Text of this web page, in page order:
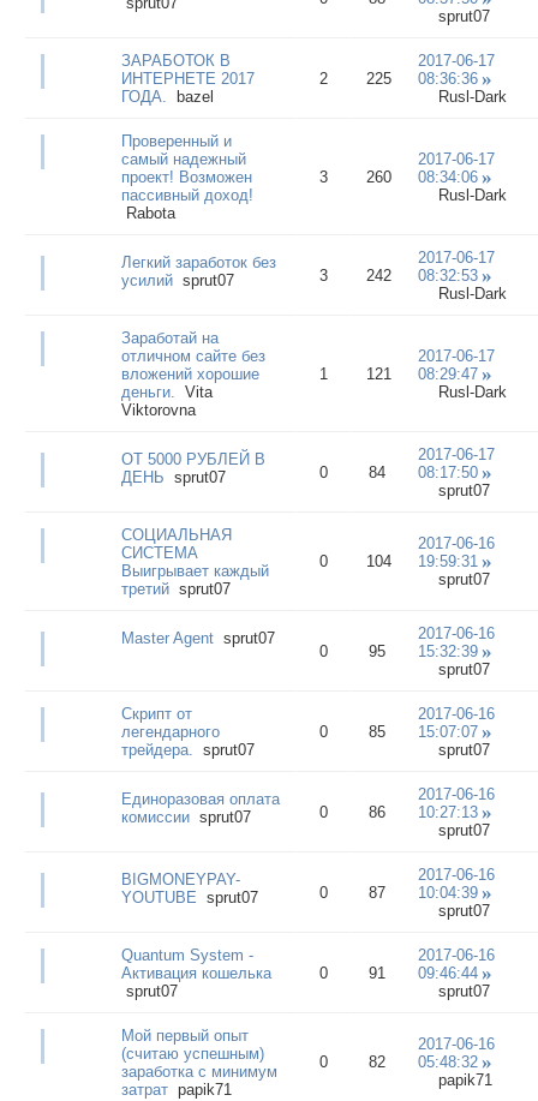
sprut07
ЗАРАБОТОК В
ИНТЕРНЕТЕ 2017
ГОДА.
bazel
2 225
2017-06-17
08:36:36
Rusl-Dark
Проверенный и
самый надежный
проект! Возможен
пассивный доход!
Rаbоtа
3 260
2017-06-17
08:34:06
Rusl-Dark
Легкий заработок без
усилий sprut07 3 242
2017-06-17
08:32:53
Rusl-Dark
Заработай на
отличном сайте без
вложений хорошие
деньги.
Vita
Viktorovna
1 121
2017-06-17
08:29:47
Rusl-Dark
ОТ 5000 РУБЛЕЙ В
ДЕНЬ sprut07 0 84
2017-06-17
08:17:50
sprut07
СОЦИАЛЬНАЯ
СИСТЕМА
Выигрывает каждый
третий sprut07
0 104
2017-06-16
19:59:31
sprut07
Master Agent sprut07
0 95
2017-06-16
15:32:39
sprut07
Скрипт от
легендарного
трейдера.
sprut07
0 85
2017-06-16
15:07:07
sprut07
Единоразовая оплата
комиссии sprut07 0 86
2017-06-16
10:27:13
sprut07
BIGMONEYPAY-
YOUTUBE sprut07 0 87
2017-06-16
10:04:39
sprut07
Quantum System -
Активация кошелька
sprut07
0 91
2017-06-16
09:46:44
sprut07
Мой первый опыт
(считаю успешным)
заработка с минимум
затрат papik71
0 82
2017-06-16
05:48:32
papik71